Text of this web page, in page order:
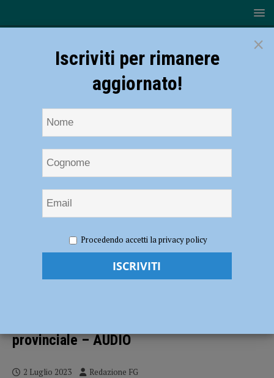
Rancan eletto nuovo segretario: “Insieme, concreti e compatti”.
Zandonella segretario provinciale – AUDIO
Lega Emilia, Matteo Rancan eletto nuovo
provinciale – AUDIO
2 Luglio 2023 Redazione FG
×
Iscriviti per rimanere
aggiornato!
Procedendo accetti la privacy policy